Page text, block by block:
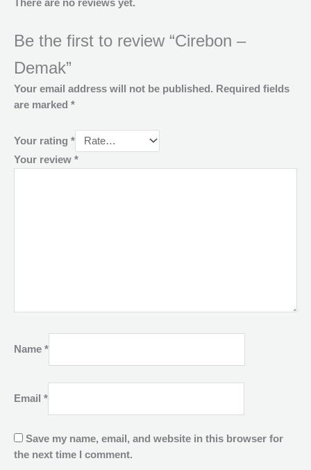
There are no reviews yet.
Be the first to review “Cirebon –
Demak”
Your email address will not be published. Required fields
are marked *
Your rating *
Your review *
Name *
Email *
Save my name, email, and website in this browser for
the next time I comment.